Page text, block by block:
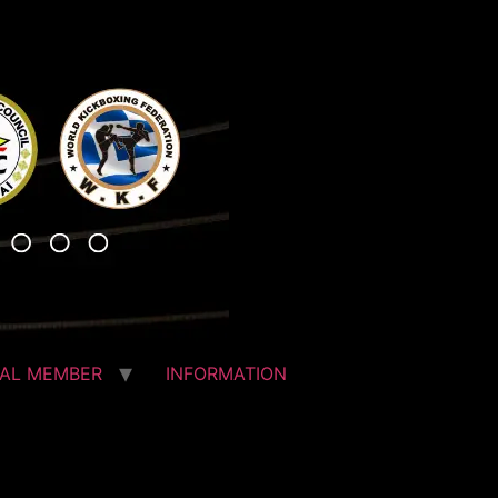
MEMBER INFORMATION